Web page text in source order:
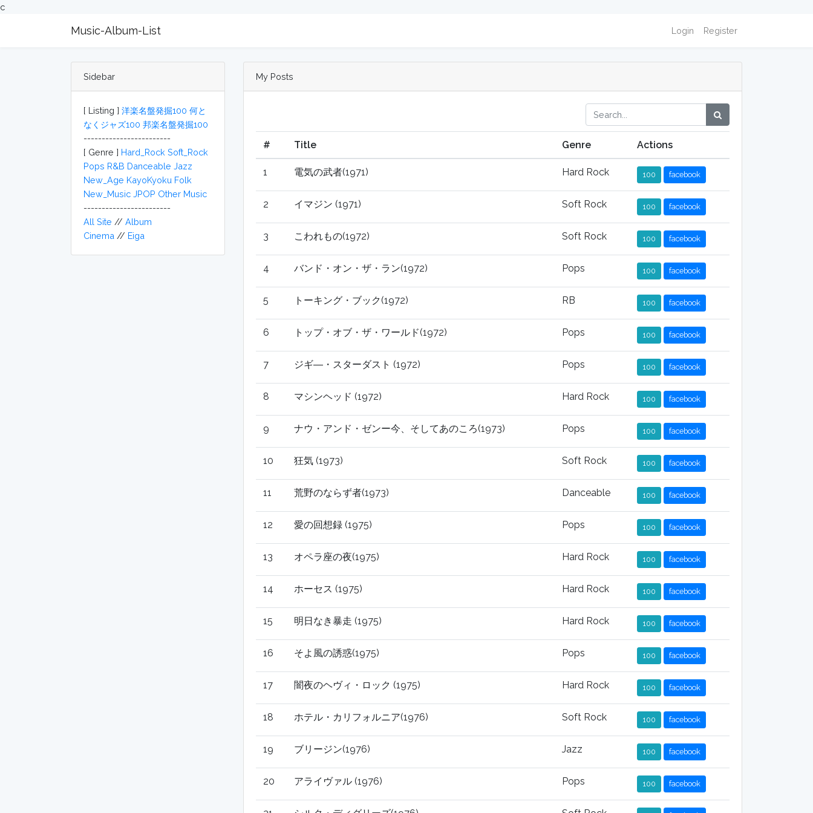
c
Music-Album-List Login Register
Sidebar
[ Listing ] 洋楽名盤発掘100 何と
なくジャズ100 邦楽名盤発掘100
------------------------
[ Genre ] Hard_Rock Soft_Rock
Pops R&B Danceable Jazz
New_Age KayoKyoku Folk
New_Music JPOP Other Music
------------------------
All Site // Album
Cinema // Eiga
My Posts
# Title Genre Actions
1 電気の武者(1971) Hard Rock 100 facebook
2 イマジン (1971) Soft Rock 100 facebook
3 こわれもの(1972) Soft Rock 100 facebook
4 バンド・オン・ザ・ラン(1972) Pops 100 facebook
5 トーキング・ブック(1972) RB 100 facebook
6 トップ・オブ・ザ・ワールド(1972) Pops 100 facebook
7 ジギ―・スターダスト (1972) Pops 100 facebook
8 マシンヘッド (1972) Hard Rock 100 facebook
9 ナウ・アンド・ゼンー今、そしてあのころ(1973) Pops 100 facebook
10 狂気 (1973) Soft Rock 100 facebook
11 荒野のならず者(1973) Danceable 100 facebook
12 愛の回想録 (1975) Pops 100 facebook
13 オペラ座の夜(1975) Hard Rock 100 facebook
14 ホーセス (1975) Hard Rock 100 facebook
15 明日なき暴走 (1975) Hard Rock 100 facebook
16 そよ風の誘惑(1975) Pops 100 facebook
17 闇夜のヘヴィ・ロック (1975) Hard Rock 100 facebook
18 ホテル・カリフォルニア(1976) Soft Rock 100 facebook
19 ブリージン(1976) Jazz 100 facebook
20 アライヴァル (1976) Pops 100 facebook